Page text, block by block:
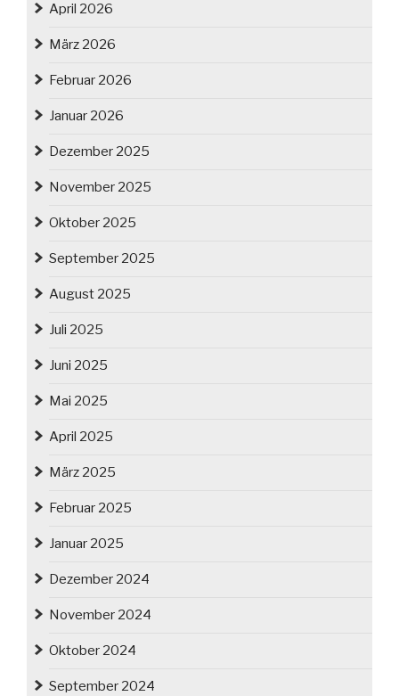
April 2026
März 2026
Februar 2026
Januar 2026
Dezember 2025
November 2025
Oktober 2025
September 2025
August 2025
Juli 2025
Juni 2025
Mai 2025
April 2025
März 2025
Februar 2025
Januar 2025
Dezember 2024
November 2024
Oktober 2024
September 2024